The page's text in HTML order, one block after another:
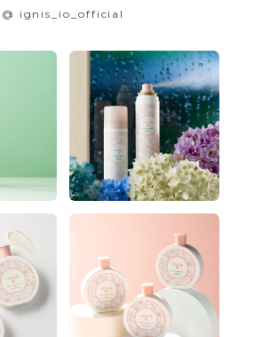
@ ignis_io_official